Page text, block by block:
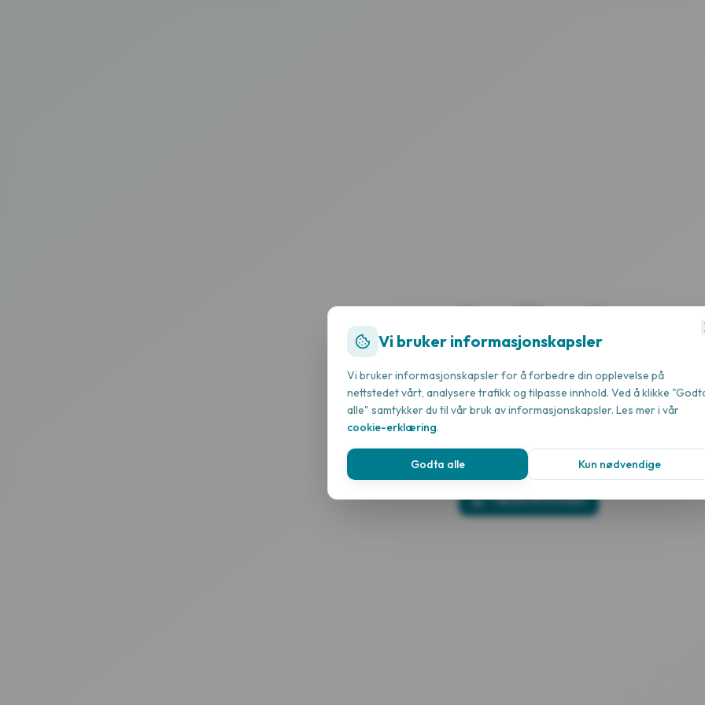
404
Siden ble ikke funnet
Beklager, vi finner ikke siden du leter etter.
Tilbake til forsiden
Vi bruker informasjonskapsler
Vi bruker informasjonskapsler for å forbedre din opplevelse på
nettstedet vårt, analysere trafikk og tilpasse innhold. Ved å klikke
alle" samtykker du til vår bruk av informasjonskapsler. Les mer i vår
cookie-erklæring.
Godta alle Kun nødvendige